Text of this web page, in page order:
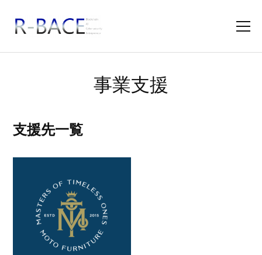
事業支援
支援先一覧